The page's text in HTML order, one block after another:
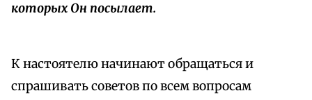
которых Он посылает.
К настоятелю начинают обращаться и
спрашивать советов по всем вопросам